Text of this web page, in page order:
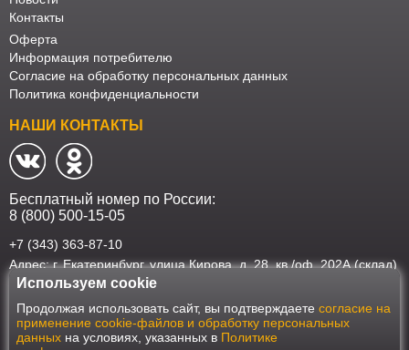
Контакты
Оферта
Информация потребителю
Согласие на обработку персональных данных
Политика конфиденциальности
НАШИ КОНТАКТЫ
Бесплатный номер по России:
8 (800) 500-15-05
+7 (343) 363-87-10
Адрес: г. Екатеринбург, улица Кирова, д. 28, кв./оф. 202А (склад)
Наш интернет-магазин работает в соответствии с требованиями
Федерального закона от 27 июля 2006 года №152-ФЗ "О персональных
данных". Оформить заказ на сайте Мебеласка возможно только при
наличии согласия на обработку Ваших персональных данных. Для
Используем cookie
Продолжая использовать сайт, вы подтверждаете согласие на
применение cookie-файлов и обработку персональных
данных на условиях, указанных в Политике